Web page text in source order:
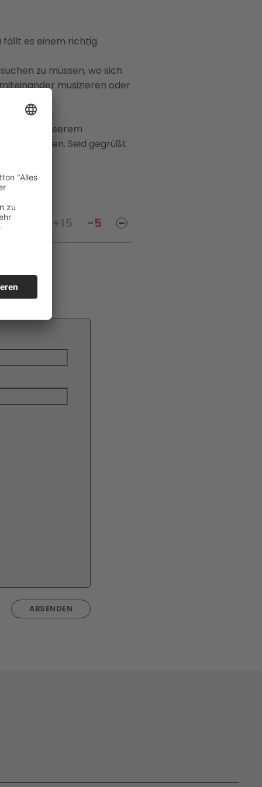
fällt es einem richtig
zu müssen, wo sich
musizieren oder
sich auf unserem
begrüßen. Seid gegrüßt
+15 -5
ABSENDEN